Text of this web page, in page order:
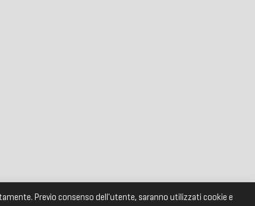
Previo consenso dell'utente, saranno utilizzati cookie e